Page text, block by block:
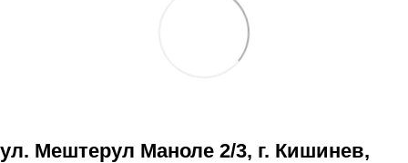
ул. Мештерул Маноле 2/3, г. Кишинев,